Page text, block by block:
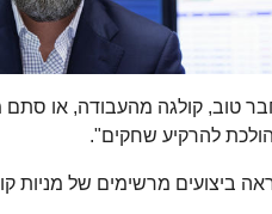
טוב, קולגה מהעבודה, או סתם
להרקיע שחקים".
ביצועים מרשימים של מניות